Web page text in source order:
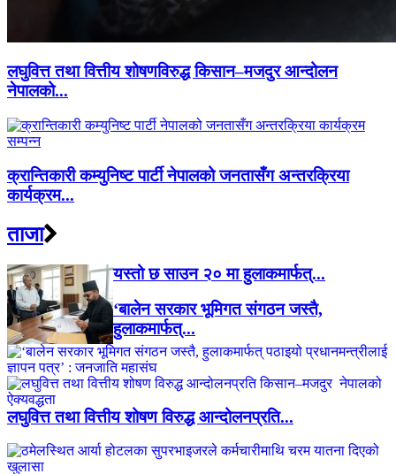
लघुवित्त तथा वित्तीय शोषणविरुद्ध किसान–मजदुर आन्दोलन
नेपालको...
क्रान्तिकारी कम्युनिष्ट पार्टी नेपालको जनतासँग अन्तरक्रिया
कार्यक्रम...
ताजा
यस्तो छ साउन २० मा हुलाकमार्फत्...
‘बालेन सरकार भूमिगत संगठन जस्तै,
हुलाकमार्फत्...
लघुवित्त तथा वित्तीय शोषण विरुद्ध आन्दोलनप्रति...